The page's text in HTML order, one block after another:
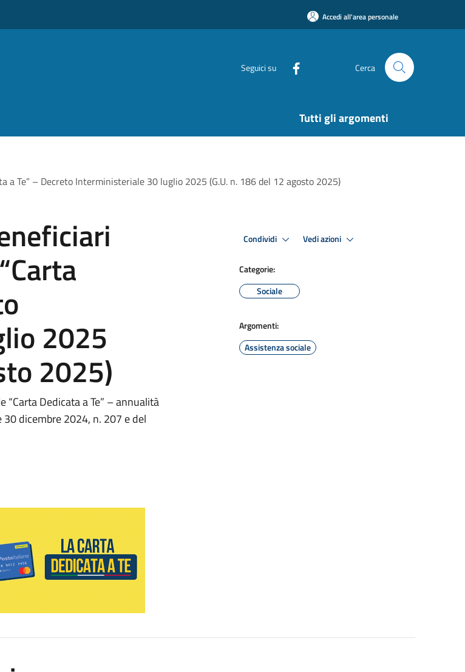
Accedi all'area personale
Seguici su Cerca
Tutti gli argomenti
a Te” – Decreto Interministeriale 30 luglio 2025 (G.U. n. 186 del 12 agosto 2025)
2025
2025)
Dedicata a Te” – annualità
dicembre 2024, n. 207 e del
Condividi Vedi azioni
Categorie:
Sociale
Argomenti:
Assistenza sociale